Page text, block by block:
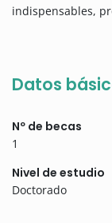
indispensables,
Datos
Nº de becas
1
Nivel de estudio
Doctorado